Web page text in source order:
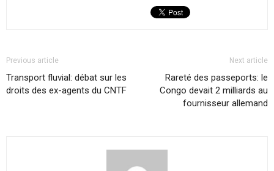
Previous article
Transport fluvial: débat sur les
droits des ex-agents du CNTF
Next article
Rareté des passeports: le
Congo devait 2 milliards au
fournisseur allemand